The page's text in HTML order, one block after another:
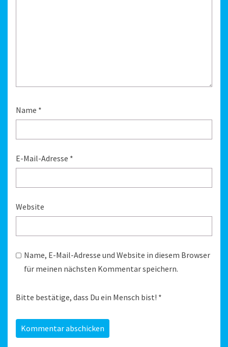
Name *
E-Mail-Adresse *
Website
Name, E-Mail-Adresse und Website in diesem Browser
für meinen nächsten Kommentar speichern.
Bitte bestätige, dass Du ein Mensch bist! *